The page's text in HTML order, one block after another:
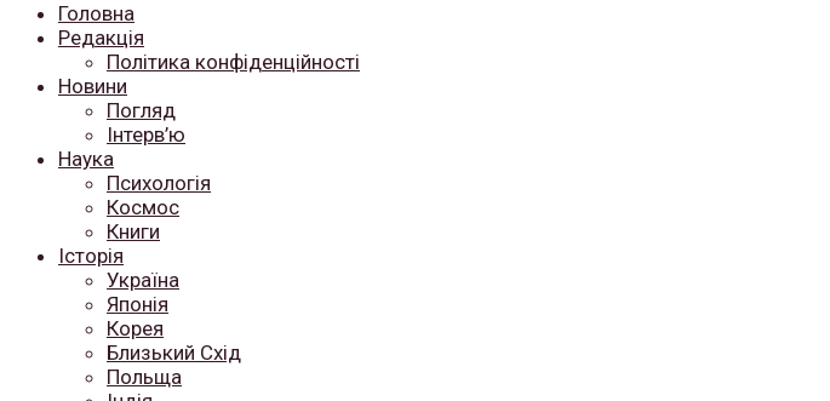
Головна
Редакція
Політика конфіденційності
Новини
Погляд
Інтерв’ю
Наука
Психологія
Космос
Книги
Історія
Україна
Японія
Корея
Близький Схід
Польща